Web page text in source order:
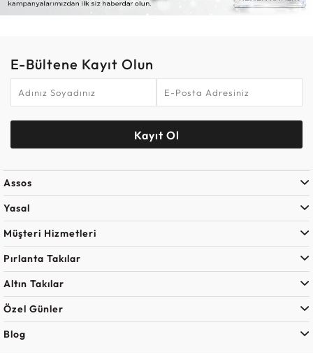
E-Bültene Kayıt Olun
Kayıt Ol
Assos
Yasal
Müşteri Hizmetleri
Pırlanta Takılar
Altın Takılar
Özel Günler
Blog